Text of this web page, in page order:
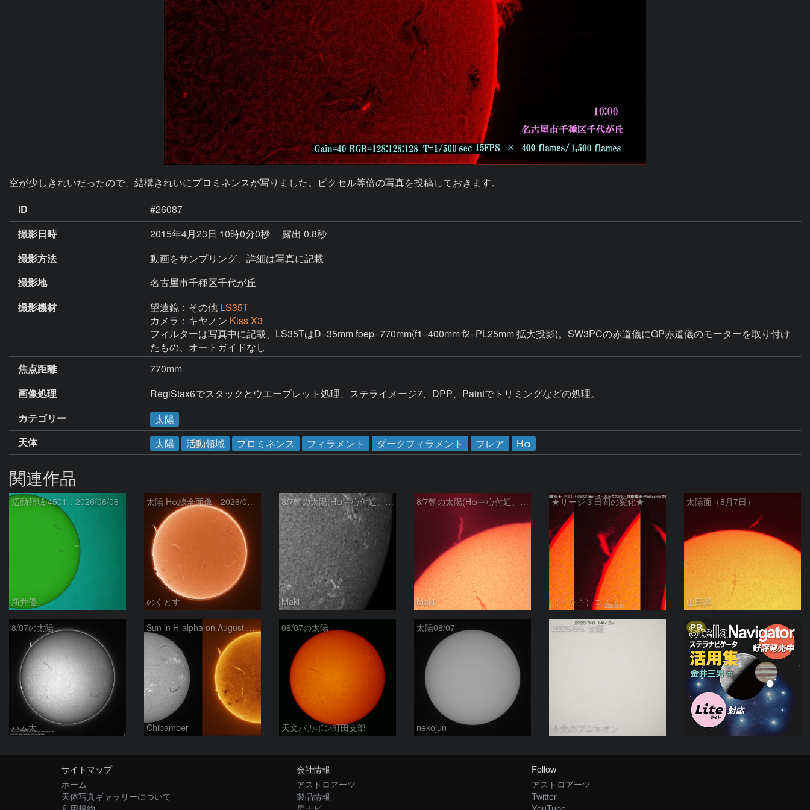
空が少しきれいだったので、結構きれいにプロミネンスが写りました。ピクセル等倍の写真を投稿しておきます。
ID
#26087
撮影日時
2015年4月23日 10時0分0秒
露出 0.8秒
撮影方法
動画をサンプリング、詳細は写真に記載
撮影地
名古屋市千種区千代が丘
撮影機材
望遠鏡：その他 LS35T
カメラ：キヤノン Kiss X3
フィルターは写真中に記載、LS35TはD=35mm foep=770mm(f1=400mm f2=PL25mm 拡大投影)。SW3PCの赤道儀にGP赤道儀のモーターを取り付け
たもの、オートガイドなし
焦点距離
770mm
画像処理
RegiStax6でスタックとウエーブレット処理、ステライメージ7、DPP、Paintでトリミングなどの処理。
カテゴリー
太陽
天体
太陽 活動領域 プロミネンス フィラメント ダークフィラメント フレア Hα
関連作品
活動領域 4501：2026/08/06
新井優
太陽 Hα線全面像 2026/08/07
のくとす
8/7朝の太陽(Hα中心付近、4498、4502付近)
Maki
8/7朝の太陽(Hα中心付近、プロミネンス)
Maki
★サージ３日間の変化★
（＾０＾）コメト
太陽面（8月7日）
山田昇
8/07の太陽
ハム太
Sun in H-alpha on August 7, 2026
Chibamber
08/07の太陽
天文バカボン町田支部
太陽08/07
nekojun
2026/8/6 太陽
小犬のプロキオン
PR
サイトマップ
ホーム
天体写真ギャラリーについて
会社情報
アストロアーツ
製品情報
Follow
アストロアーツ
Twitter